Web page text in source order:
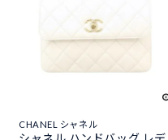
CHANEL シャネル